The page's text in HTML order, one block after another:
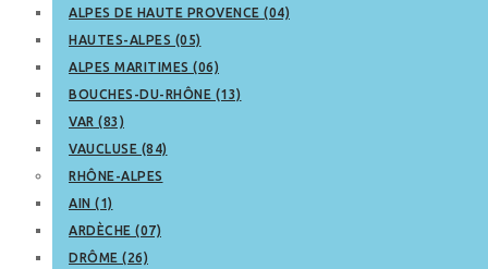
ALPES DE HAUTE PROVENCE (04)
HAUTES-ALPES (05)
ALPES MARITIMES (06)
BOUCHES-DU-RHÔNE (13)
VAR (83)
VAUCLUSE (84)
RHÔNE-ALPES
AIN (1)
ARDÈCHE (07)
DRÔME (26)